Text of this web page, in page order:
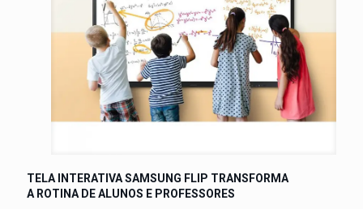
TELA INTERATIVA SAMSUNG FLIP TRANSFORMA
A ROTINA DE ALUNOS E PROFESSORES